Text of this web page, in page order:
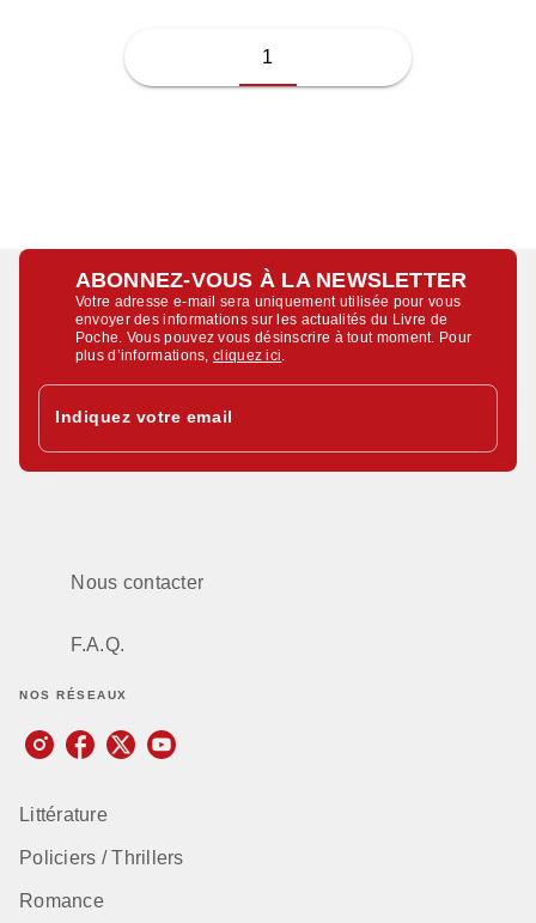
1
ABONNEZ-VOUS À LA NEWSLETTER
Votre adresse e-mail sera uniquement utilisée pour vous
envoyer des informations sur les actualités du Livre de
Poche. Vous pouvez vous désinscrire à tout moment. Pour
plus d’informations,cliquez ici
Indiquez votre email
Nous contacter
F.A.Q.
NOS RÉSEAUX
Littérature
Policiers / Thrillers
Romance